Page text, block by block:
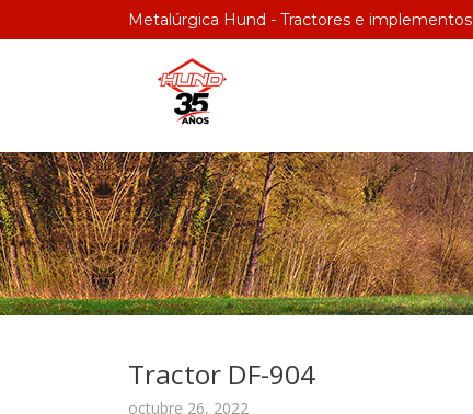
Metalúrgica Hund - Tractores e
Tractor DF-904
octubre 26, 2022